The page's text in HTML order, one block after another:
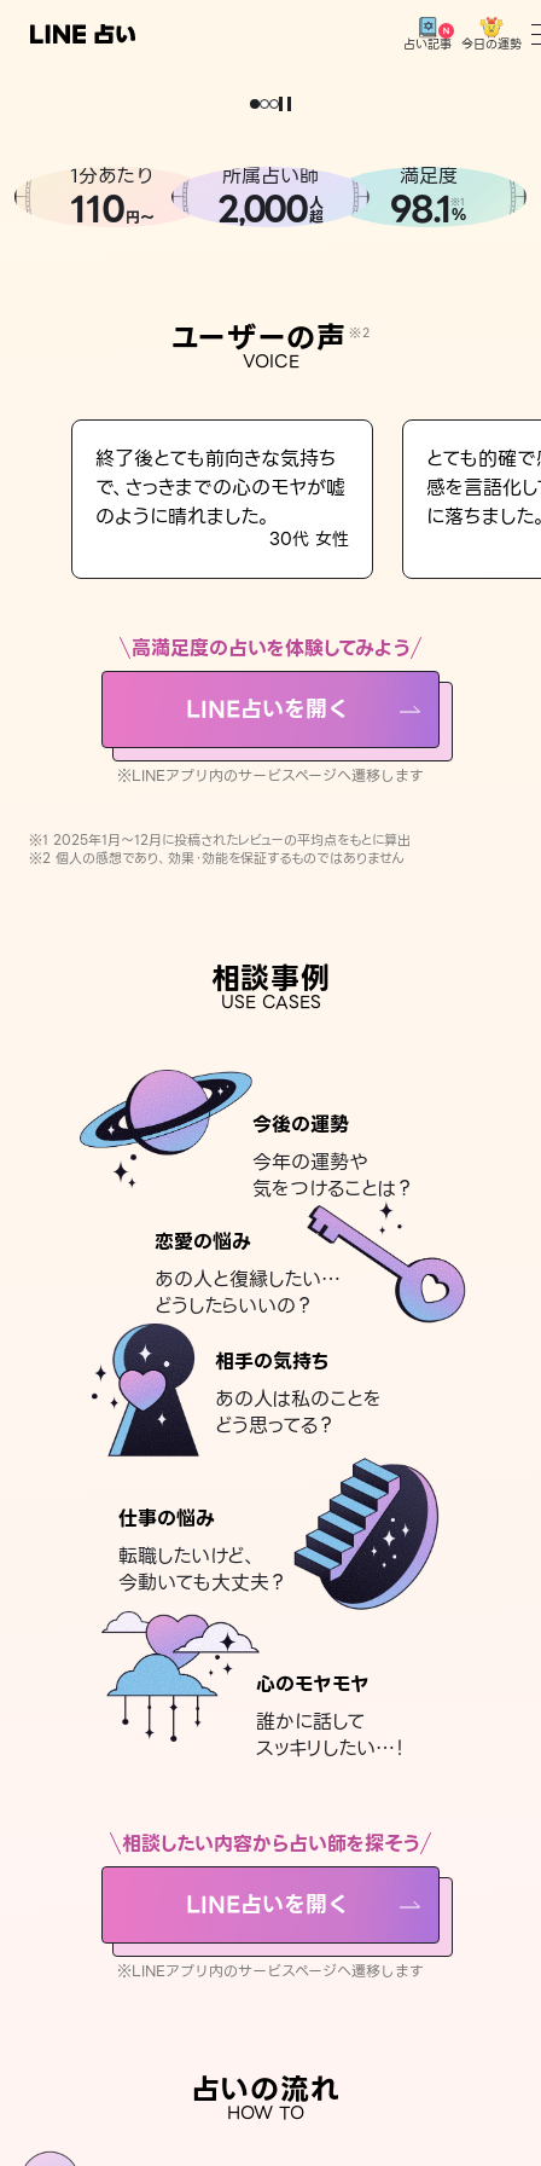
占い記事 今日の運勢
相談事例
LINE占いを開く
※LINEアプリ内のサービスページへ遷移します
どうせなら
。
1分あたり
110円〜
所属占い師
2,000人
超
満足度
98.1※1
%
ユーザーの声 ※2
VOICE
終了後とても前向きな気持ち
で、さっきまでの心のモヤが嘘
のように晴れました。
30代 女性
とても的確
感を言語化
に落ちました
高満足度の占いを体験してみよう
LINE占いを開く
※LINEアプリ内のサービスページへ遷移します
※1 2025年1月〜12月に投稿されたレビューの平均点をもとに算出
※2 個人の感想であり、効果・効能を保証するものではありません
相談事例
USE CASES
今後の運勢
今年の運勢や
気をつけることは？
恋愛の悩み
あの人と復縁したい…
どうしたらいいの？
相手の気持ち
あの人は私のことを
どう思ってる？
仕事の悩み
転職したいけど、
今動いても大丈夫？
心のモヤモヤ
誰かに話して
スッキリしたい…！
相談したい内容から占い師を探そう
LINE占いを開く
※LINEアプリ内のサービスページへ遷移します
占いの流れ
HOW TO